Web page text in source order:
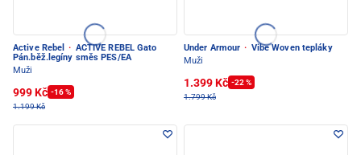
Active Rebel · ACTIVE REBEL Gato
Pán.běž.legíny směs PES/EA
Muži
999 Kč -16 %
1.199 Kč
Under Armour · Vibe Woven tepláky
Muži
1.399 Kč -22 %
1.799 Kč